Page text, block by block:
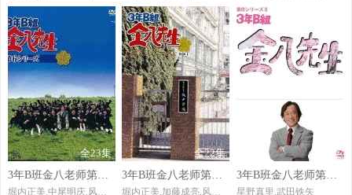
全23集
3年B班金八老师第六季
堀内正美,中尾明庆,风间俊介,星野真里,倍赏美津子,武田铁矢,上户彩,本仮屋唯佳,佐藤贵广,增田贵久,麻里也,深江卓次,三谷侑未
全22集
3年B班金八老师第七季
堀内正美,加藤成亮,风间俊介,星野真里,倍赏美津子,阿知波悟美,武田铁矢,上户彩,福田沙纪,岩田小百合,渡边有菜,石田未来,松下惠,丸山秀美,萩尾绿,八乙女光,鲇川太阳,深江卓次
全22集
3年B班金八老师第八季
星野真里,武田铁矢